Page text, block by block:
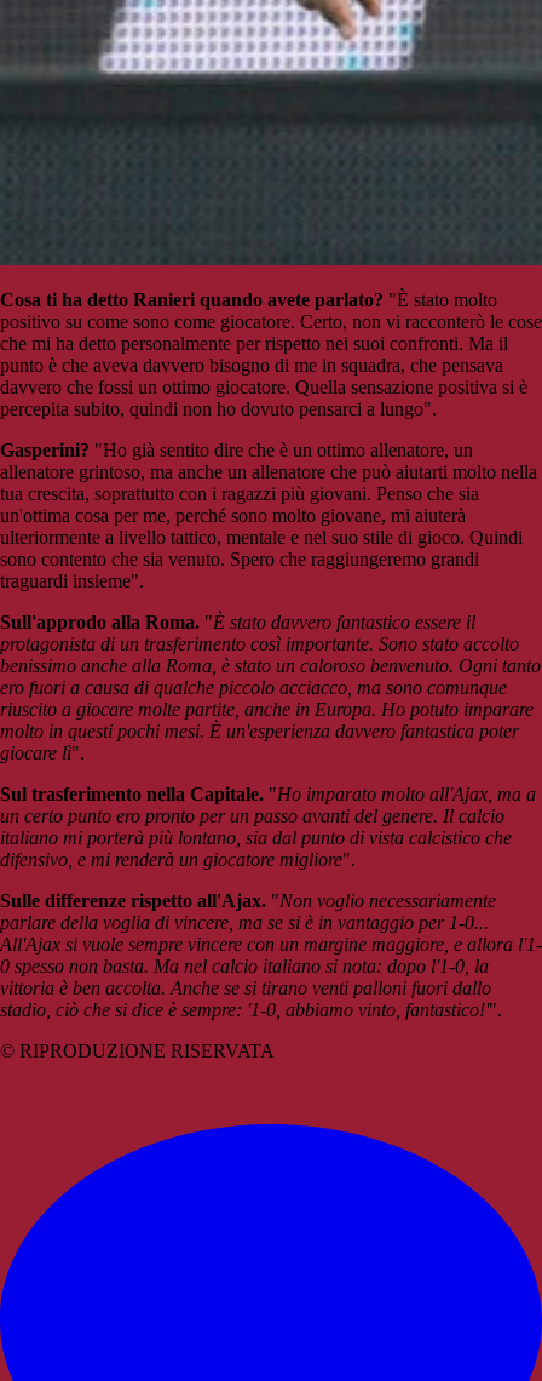
Cosa ti ha detto Ranieri quando avete parlato? "È stato molto
positivo su come sono come giocatore. Certo, non vi racconterò le cose
che mi ha detto personalmente per rispetto nei suoi confronti. Ma il
punto è che aveva davvero bisogno di me in squadra, che pensava
davvero che fossi un ottimo giocatore. Quella sensazione positiva si è
percepita subito, quindi non ho dovuto pensarci a lungo".
Gasperini? "Ho già sentito dire che è un ottimo allenatore, un
allenatore grintoso, ma anche un allenatore che può aiutarti molto nella
tua crescita, soprattutto con i ragazzi più giovani. Penso che sia
un'ottima cosa per me, perché sono molto giovane, mi aiuterà
ulteriormente a livello tattico, mentale e nel suo stile di gioco. Quindi
sono contento che sia venuto. Spero che raggiungeremo grandi
traguardi insieme".
Sull'approdo alla Roma. "È stato davvero fantastico essere il
protagonista di un trasferimento così importante. Sono stato accolto
benissimo anche alla Roma, è stato un caloroso benvenuto. Ogni tanto
ero fuori a causa di qualche piccolo acciacco, ma sono comunque
riuscito a giocare molte partite, anche in Europa. Ho potuto imparare
molto in questi pochi mesi. È un'esperienza davvero fantastica poter
giocare lì".
Sul trasferimento nella Capitale. "Ho imparato molto all'Ajax, ma a
un certo punto ero pronto per un passo avanti del genere. Il calcio
italiano mi porterà più lontano, sia dal punto di vista calcistico che
difensivo, e mi renderà un giocatore migliore".
Sulle differenze rispetto all'Ajax. "Non voglio necessariamente
parlare della voglia di vincere, ma se si è in ​​vantaggio per 1-0...
All'Ajax si vuole sempre vincere con un margine maggiore, e allora l'1-
0 spesso non basta. Ma nel calcio italiano si nota: dopo l'1-0, la
vittoria è ben accolta. Anche se si tirano venti palloni fuori dallo
stadio, ciò che si dice è sempre: '1-0, abbiamo vinto, fantastico!'".
© RIPRODUZIONE RISERVATA